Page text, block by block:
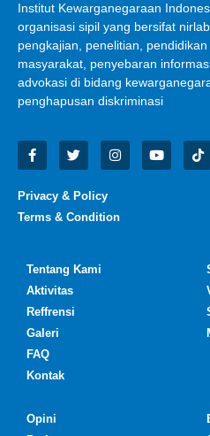
Institut Kewarganegaraan
organisasi sipil yang bersifat
pengkajian, penelitian,
masyarakat, penyebaran
advokasi di bidang
penghapusan diskriminasi
Privacy & Policy
Terms & Condition
Tentang Kami
Aktivitas
Reffrensi
Galeri
FAQ
Kontak
Opini